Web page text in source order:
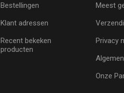
Bestellingen
Klant adressen
Recent bekeken
producten
Meest
Privacy
Onze